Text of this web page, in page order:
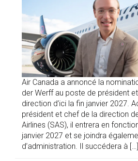
Air Canada a annoncé la
der Werff au poste de président
direction d’ici la fin janvier 2027.
président et chef de la direction
Airlines (SAS), il entrera en
janvier 2027 et se joindra
d’administration. Il succédera à […]